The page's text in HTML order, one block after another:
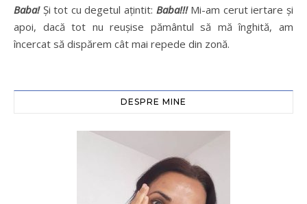
Baba!Şi tot cu degetul aţintit: Baba!!!Mi-am cerut iertare şi
apoi, dacă tot nu reuşise pământul să mă înghită, am
încercat să dispărem cât mai repede din zonă.
DESPRE MINE